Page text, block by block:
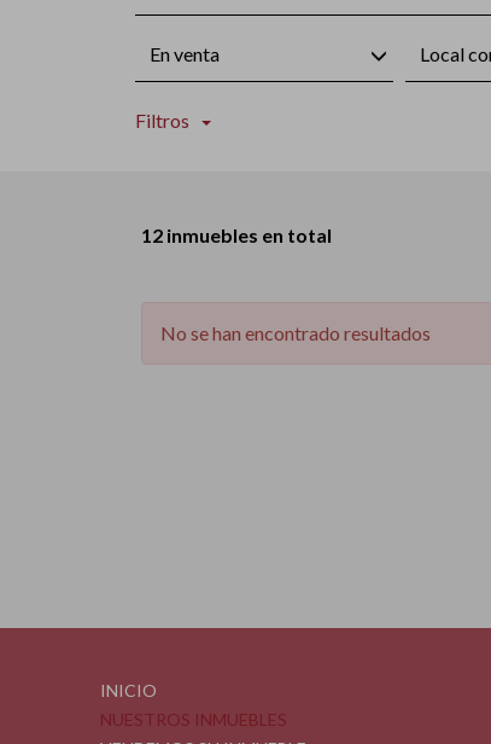
En venta Local
Filtros
12 inmuebles en total
No se han encontrado resultados
INICIO
NUESTROS INMUEBLES